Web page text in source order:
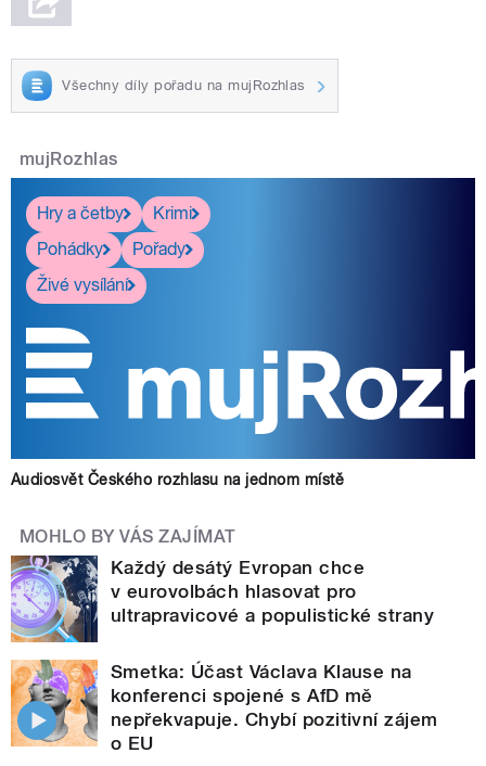
Všechny díly pořadu na mujRozhlas
mujRozhlas
Hry a četby
Krimi
Pohádky
Pořady
Živé vysílání
Audiosvět Českého rozhlasu na jednom místě
MOHLO BY VÁS ZAJÍMAT
Každý desátý Evropan chce
v eurovolbách hlasovat pro
ultrapravicové a populistické strany
Smetka: Účast Václava Klause na
konferenci spojené s AfD mě
nepřekvapuje. Chybí pozitivní zájem
o EU